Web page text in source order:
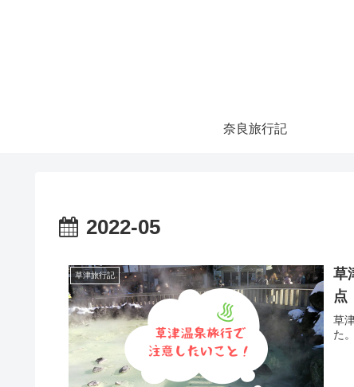
奈良旅行記
2022-05
草津旅行記
草
点
草
た